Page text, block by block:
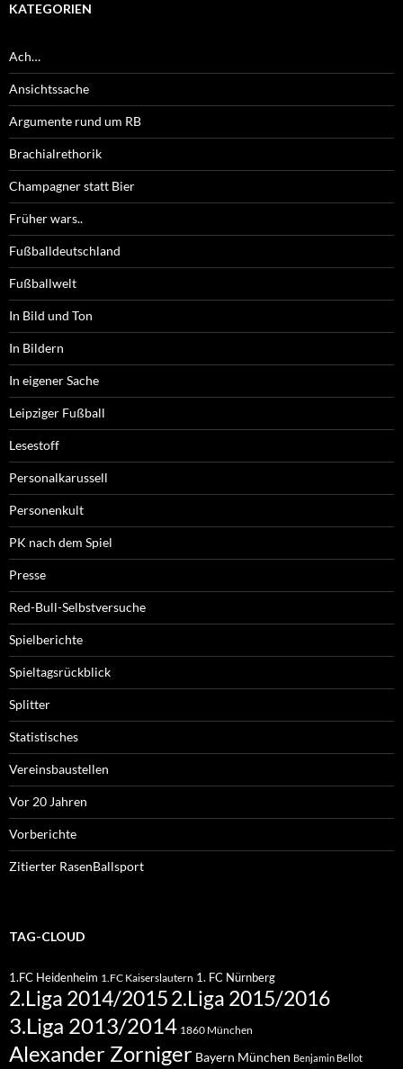
KATEGORIEN
Ach…
Ansichtssache
Argumente rund um RB
Brachialrethorik
Champagner statt Bier
Früher wars..
Fußballdeutschland
Fußballwelt
In Bild und Ton
In Bildern
In eigener Sache
Leipziger Fußball
Lesestoff
Personalkarussell
Personenkult
PK nach dem Spiel
Presse
Red-Bull-Selbstversuche
Spielberichte
Spieltagsrückblick
Splitter
Statistisches
Vereinsbaustellen
Vor 20 Jahren
Vorberichte
Zitierter RasenBallsport
TAG-CLOUD
1.FC Heidenheim 1.FC Kaiserslautern 1. FC Nürnberg
2.Liga 2014/20152.Liga 2015/2016
3.Liga 2013/2014 1860 München
Alexander Zorniger Bayern München Benjamin Bellot